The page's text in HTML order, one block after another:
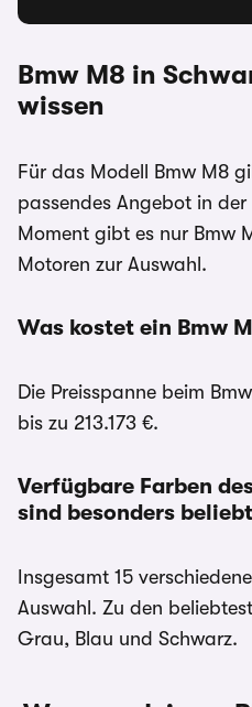
Bmw M8 in
wissen
Für das Modell Bmw M8
passendes Angebot in
Moment gibt es nur Bmw
Motoren zur Auswahl.
Was kostet ein Bmw
Die Preisspanne beim
bis zu 213.173 €.
Verfügbare Farben
sind besonders
Insgesamt 15
Auswahl. Zu den
Grau, Blau und Schwarz.